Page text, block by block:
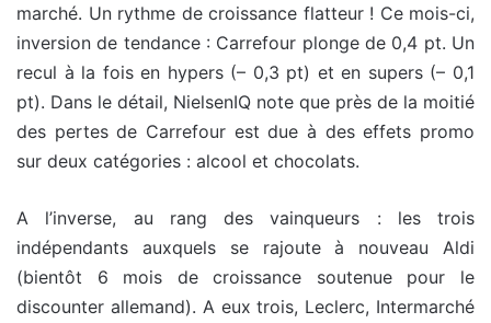
marché. Un rythme de croissance flatteur ! Ce mois-ci,
inversion de tendance : Carrefour plonge de 0,4 pt. Un
recul à la fois en hypers (– 0,3 pt) et en supers (– 0,1
pt). Dans le détail, NielsenIQ note que près de la moitié
des pertes de Carrefour est due à des effets promo
sur deux catégories : alcool et chocolats.
A l’inverse, au rang des vainqueurs : les trois
indépendants auxquels se rajoute à nouveau Aldi
(bientôt 6 mois de croissance soutenue pour le
discounter allemand). A eux trois, Leclerc, Intermarché